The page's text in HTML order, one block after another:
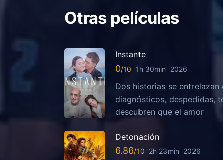
Otras películas
Instante
0 1h 30min 2026
Dos historias se
diagnósticos, despedidas,
descubren que el amor
Detonación
6.86 2h 23min 2026